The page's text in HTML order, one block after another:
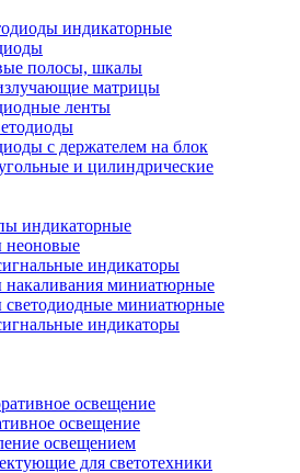
индикаторные
полосы, шкалы
матрицы
ленты
с держателем на блок
и цилиндрические
индикаторные
индикаторы
миниатюрные
миниатюрные
индикаторы
освещение
освещение
освещением
для светотехники